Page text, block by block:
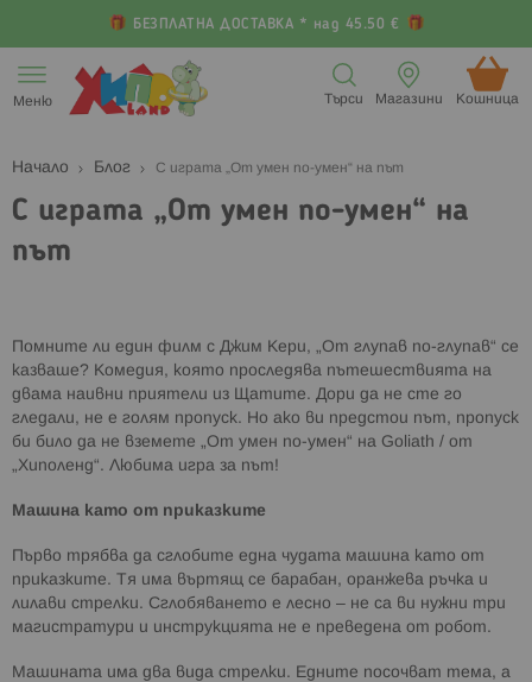
БЕЗПЛАТНА ДОСТАВКА * над 45.50 €
към
съдържанието
Меню Кошница (
Магазини
Търси
Начало Блог С играта „От умен по-умен“ на път
С играта „От умен по-умен“ на
път
Помните ли един филм с Джим Кери, „От глупав по-глупав“ се
казваше? Комедия, която проследява пътешествията на
двама наивни приятели из Щатите. Дори да не сте го
гледали, не е голям пропуск. Но ако ви предстои път, пропуск
би било да не вземете „От умен по-умен“ на Goliath / от
„Хиполенд“. Любима игра за път!
Машина като от приказките
Първо трябва да сглобите една чудата машина като от
приказките. Тя има въртящ се барабан, оранжева ръчка и
лилави стрелки. Сглобяването е лесно – не са ви нужни три
магистратури и инструкцията не е преведена от робот.
Машината има два вида стрелки. Едните посочват тема, а